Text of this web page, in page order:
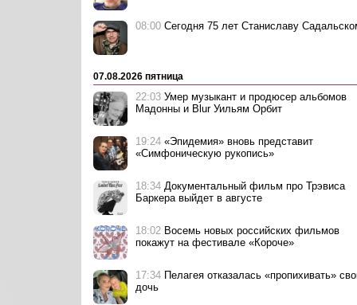
08:00 Сегодня 75 лет Станиславу
07.08.2026 пятница
22:03 Умер музыкант и продюсер альбомов
Мадонны и Blur Уильям Орбит
19:24 «Эпидемия» вновь представит
«Симфоническую рукопись»
18:34 Документальный фильм про Трэвиса
Баркера выйдет в августе
18:02 Восемь новых российских фильмов
покажут на фестивале «Короче»
17:34 Пелагея отказалась «пропихивать»
дочь